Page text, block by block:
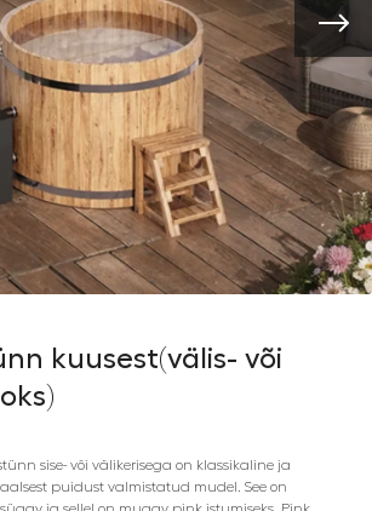
kuusest(välis- või
sise- või välikerisega on klassikaline ja
puidust valmistatud mudel. See on